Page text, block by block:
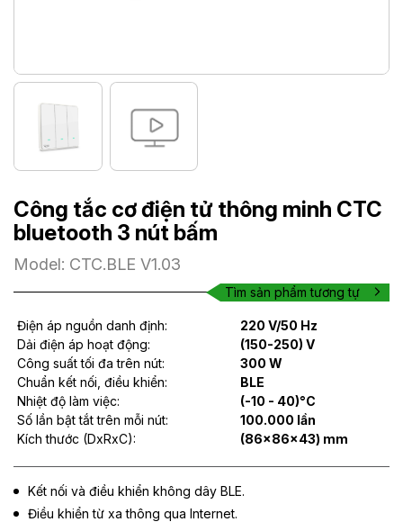
Công tắc cơ điện tử thông minh CTC
bluetooth 3 nút bấm
Model: CTC.BLE V1.03
Tìm sản phẩm tương tự
Điện áp nguồn danh định:
220 V/50 Hz
Dải điện áp hoạt động:
(150-250) V
Công suất tối đa trên nút:
300 W
Chuẩn kết nối, điều khiển:
BLE
Nhiệt độ làm việc:
(-10 - 40)°C
Số lần bật tắt trên mỗi nút:
100.000 lần
Kích thước (DxRxC):
(86x86x43) mm
Kết nối và điều khiển không dây BLE.
Điều khiển từ xa thông qua Internet.